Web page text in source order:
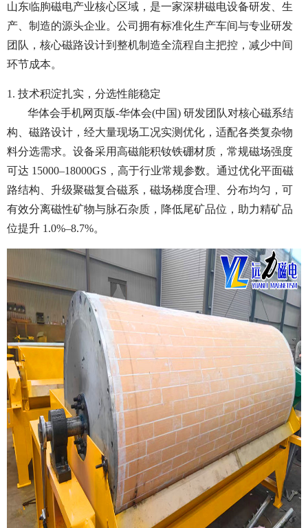
山东临朐磁电产业核心区域，是一家深耕磁电设备研发、生
产、制造的源头企业。公司拥有标准化生产车间与专业研发
团队，核心磁路设计到整机制造全流程自主把控，减少中间
环节成本。
1. 技术积淀扎实，分选性能稳定
华体会手机网页版-华体会(中国) 研发团队对核心磁系结
构、磁路设计，经大量现场工况实测优化，适配各类复杂物
料分选需求。设备采用高磁能积钕铁硼材质，常规磁场强度
可达 15000–18000GS，高于行业常规参数。通过优化平面磁
路结构、升级聚磁复合磁系，磁场梯度合理、分布均匀，可
有效分离磁性矿物与脉石杂质，降低尾矿品位，助力精矿品
位提升 1.0%–8.7%。